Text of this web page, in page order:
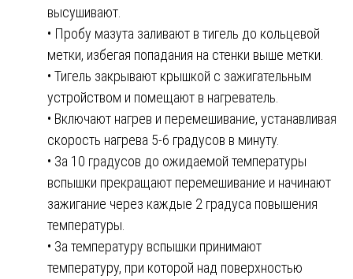
высушивают.
• Пробу мазута заливают в тигель до кольцевой
метки, избегая попадания на стенки выше метки.
• Тигель закрывают крышкой с зажигательным
устройством и помещают в нагреватель.
• Включают нагрев и перемешивание, устанавливая
скорость нагрева 5-6 градусов в минуту.
• За 10 градусов до ожидаемой температуры
вспышки прекращают перемешивание и начинают
зажигание через каждые 2 градуса повышения
температуры.
• За температуру вспышки принимают
температуру, при которой над поверхностью